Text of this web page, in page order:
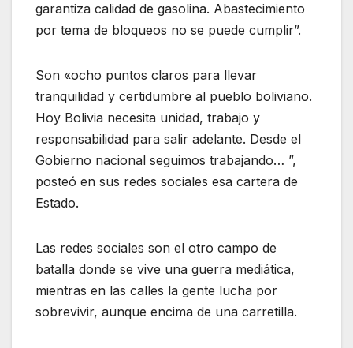
garantiza calidad de gasolina. Abastecimiento
por tema de bloqueos no se puede cumplir”.
Son «ocho puntos claros para llevar
tranquilidad y certidumbre al pueblo boliviano.
Hoy Bolivia necesita unidad, trabajo y
responsabilidad para salir adelante. Desde el
Gobierno nacional seguimos trabajando… ”,
posteó en sus redes sociales esa cartera de
Estado.
Las redes sociales son el otro campo de
batalla donde se vive una guerra mediática,
mientras en las calles la gente lucha por
sobrevivir, aunque encima de una carretilla.